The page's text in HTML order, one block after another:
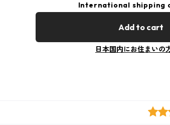
International shipping
Add to cart
日本国内にお住まいの